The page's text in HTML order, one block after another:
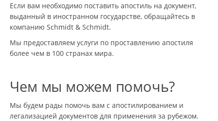
Если вам необходимо поставить апостиль на документ,
выданный в иностранном государстве, обращайтесь в
компанию Schmidt & Schmidt.
Мы предоставляем услуги по проставлению апостиля
более чем в 100 странах мира.
Чем мы можем помочь?
Мы будем рады помочь вам с апостилированием и
легализацией документов для применения за рубежом.